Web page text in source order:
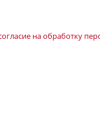
на обработку